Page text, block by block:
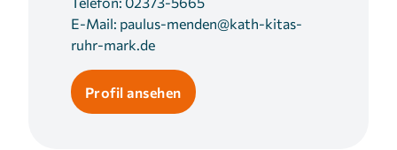
E-Mail: paulus-menden@kath-kitas-
ruhr-mark.de
Profil ansehen